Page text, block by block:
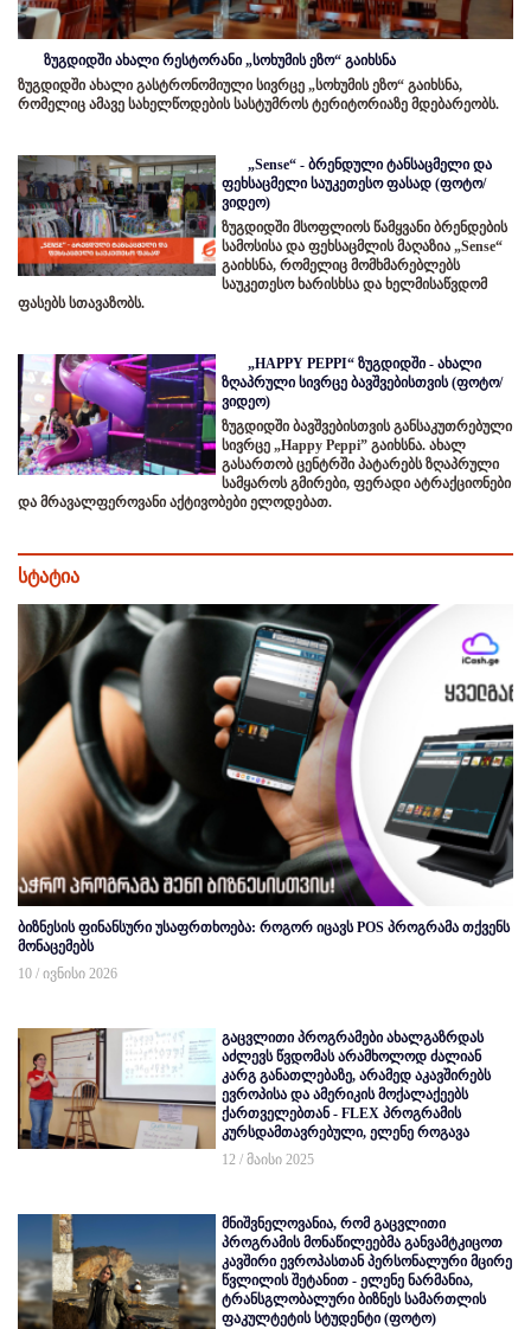
ზუგდიდში ახალი რესტორანი „სოხუმის ეზო“ გაიხსნა
ზუგდიდში ახალი გასტრონომიული სივრცე „სოხუმის ეზო“ გაიხსნა,
რომელიც ამავე სახელწოდების სასტუმროს ტერიტორიაზე მდებარეობს.
„Sense“ - ბრენდული ტანსაცმელი და
ფეხსაცმელი საუკეთესო ფასად (ფოტო/
ვიდეო)
ზუგდიდში მსოფლიოს წამყვანი ბრენდების
სამოსისა და ფეხსაცმლის მაღაზია „Sense“
გაიხსნა, რომელიც მომხმარებლებს
საუკეთესო ხარისხსა და ხელმისაწვდომ
ფასებს სთავაზობს.
„HAPPY PEPPI“ ზუგდიდში - ახალი
ზღაპრული სივრცე ბავშვებისთვის (ფოტო/
ვიდეო)
ზუგდიდში ბავშვებისთვის განსაკუთრებული
სივრცე „Happy Peppi” გაიხსნა. ახალ
გასართობ ცენტრში პატარებს ზღაპრული
სამყაროს გმირები, ფერადი ატრაქციონები
და მრავალფეროვანი აქტივობები ელოდებათ.
სტატია
ბიზნესის ფინანსური უსაფრთხოება: როგორ იცავს POS პროგრამა თქვენს
მონაცემებს
10 / ივნისი 2026
გაცვლითი პროგრამები ახალგაზრდას
აძლევს წვდომას არამხოლოდ ძალიან
კარგ განათლებაზე, არამედ აკავშირებს
ევროპისა და ამერიკის მოქალაქეებს
ქართველებთან - FLEX პროგრამის
კურსდამთავრებული, ელენე როგავა
12 / მაისი 2025
მნიშვნელოვანია, რომ გაცვლითი
პროგრამის მონაწილეებმა განვამტკიცოთ
კავშირი ევროპასთან პერსონალური მცირე
წვლილის შეტანით - ელენე ნარმანია,
ტრანსგლობალური ბიზნეს სამართლის
ფაკულტეტის სტუდენტი (ფოტო)